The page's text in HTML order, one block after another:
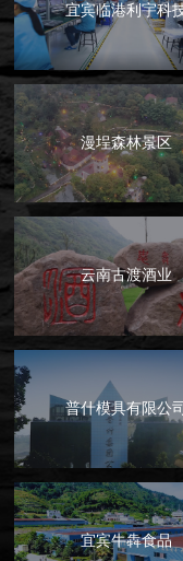
宜宾临港利宇科
漫埕森林景区
云南古渡酒业
普什模具有限公司
宜宾牛犇食品